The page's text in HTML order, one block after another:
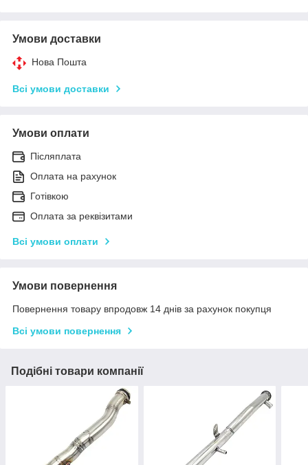
Умови доставки
Нова Пошта
Всі умови доставки
Умови оплати
Післяплата
Оплата на рахунок
Готівкою
Оплата за реквізитами
Всі умови оплати
Умови повернення
Повернення товару впродовж 14 днів за рахунок покупця
Всі умови повернення
Подібні товари компанії